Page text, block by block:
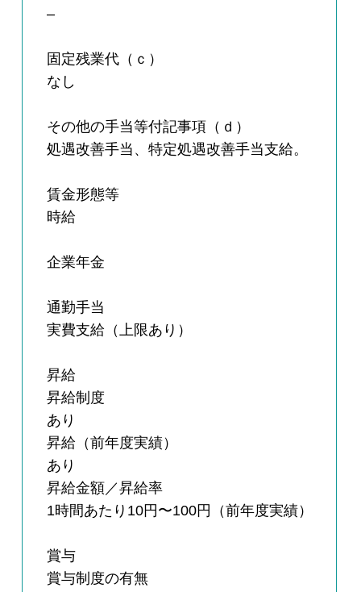
–
固定残業代（ｃ）
なし
その他の手当等付記事項（ｄ）
処遇改善手当、特定処遇改善手当支給。
賃金形態等
時給
企業年金
通勤手当
実費支給（上限あり）
昇給
昇給制度
あり
昇給（前年度実績）
あり
昇給金額／昇給率
1時間あたり10円〜100円（前年度実績）
賞与
賞与制度の有無